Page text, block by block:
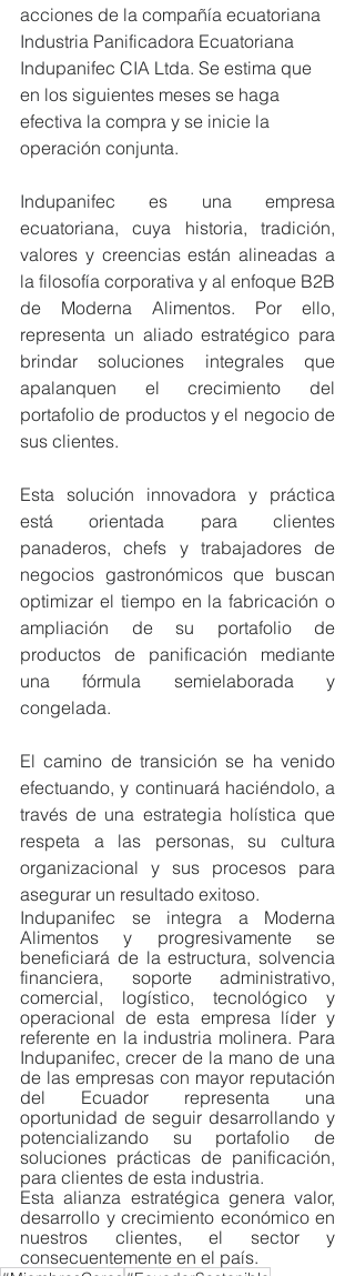
acciones de la compañía ecuatoriana
Industria Panificadora Ecuatoriana
Indupanifec CIA Ltda. Se estima que
en los siguientes meses se haga
efectiva la compra y se inicie la
operación conjunta.
Indupanifec es una empresa
ecuatoriana, cuya historia, tradición,
valores y creencias están alineadas a
la filosofía corporativa y al enfoque B2B
de Moderna Alimentos. Por ello,
representa un aliado estratégico para
brindar soluciones integrales que
apalanquen el crecimiento del
portafolio de productos y el negocio de
sus clientes.
Esta solución innovadora y práctica
está orientada para clientes
panaderos, chefs y trabajadores de
negocios gastronómicos que buscan
optimizar el tiempo en la fabricación o
ampliación de su portafolio de
productos de panificación mediante
una fórmula semielaborada y
congelada.
El camino de transición se ha venido
efectuando, y continuará haciéndolo, a
través de una estrategia holística que
respeta a las personas, su cultura
organizacional y sus procesos para
asegurar un resultado exitoso.
Indupanifec se integra a Moderna
Alimentos y progresivamente se
beneficiará de la estructura, solvencia
financiera, soporte administrativo,
comercial, logístico, tecnológico y
operacional de esta empresa líder y
referente en la industria molinera. Para
Indupanifec, crecer de la mano de una
de las empresas con mayor reputación
del Ecuador representa una
oportunidad de seguir desarrollando y
potencializando su portafolio de
soluciones prácticas de panificación,
para clientes de esta industria.
Esta alianza estratégica genera valor,
desarrollo y crecimiento económico en
nuestros clientes, el sector y
consecuentemente en el país.